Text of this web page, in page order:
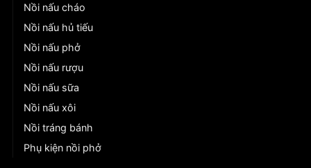
Nồi nấu cháo
Nồi nấu hủ tiếu
Nồi nấu phở
Nồi nấu rượu
Nồi nấu sữa
Nồi nấu xôi
Nồi tráng bánh
Phụ kiện nồi phở